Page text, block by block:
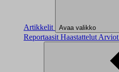
Artikkelit Avaa valikko
Reportaasit Haastattelut Arviot